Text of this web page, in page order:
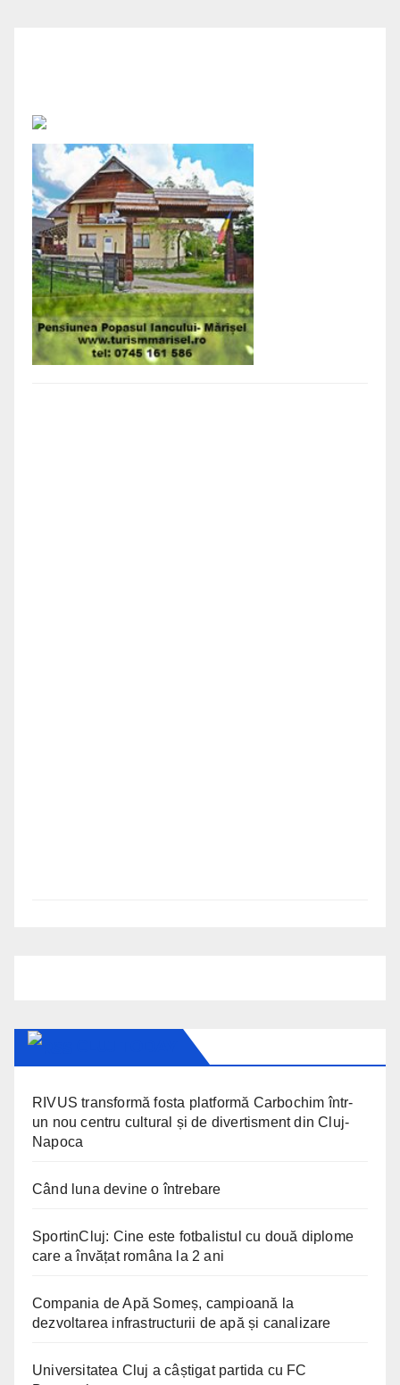
RIVUS transformă fosta platformă Carbochim într-
un nou centru cultural și de divertisment din Cluj-
Napoca
Când luna devine o întrebare
SportinCluj: Cine este fotbalistul cu două diplome
care a învățat româna la 2 ani
Compania de Apă Someș, campioană la
dezvoltarea infrastructurii de apă și canalizare
Universitatea Cluj a câștigat partida cu FC